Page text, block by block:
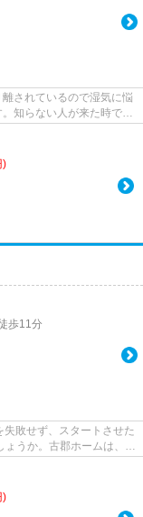
されているので湿気に悩
知らない人が来た時でも
)
歩11分
敗せず、スタートさせた
うか。古郡ホームは、多
)